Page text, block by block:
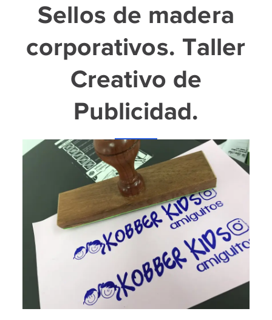
Sellos de madera
corporativos. Taller
Creativo de
Publicidad.